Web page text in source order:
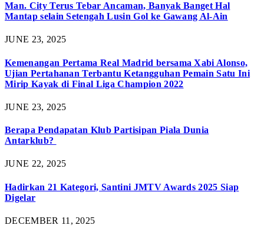
Man. City Terus Tebar Ancaman, Banyak Banget Hal
Mantap selain Setengah Lusin Gol ke Gawang Al-Ain
JUNE 23, 2025
Kemenangan Pertama Real Madrid bersama Xabi Alonso,
Ujian Pertahanan Terbantu Ketangguhan Pemain Satu Ini
Mirip Kayak di Final Liga Champion 2022
JUNE 23, 2025
Berapa Pendapatan Klub Partisipan Piala Dunia
Antarklub?
JUNE 22, 2025
Hadirkan 21 Kategori, Santini JMTV Awards 2025 Siap
Digelar
DECEMBER 11, 2025